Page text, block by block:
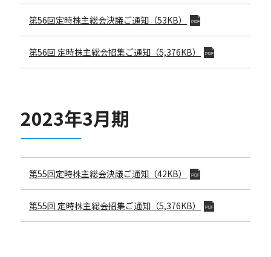
第56回定時株主総会決議ご通知（53KB） PDF
第56回 定時株主総会招集ご通知 （5,376KB） PDF
2023年3月期
第55回定時株主総会決議ご通知 （42KB） PDF
第55回 定時株主総会招集ご通知 （5,376KB） PDF